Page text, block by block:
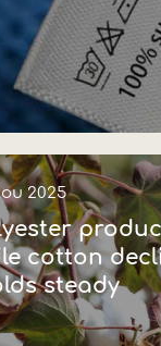
2025
cotton
steady